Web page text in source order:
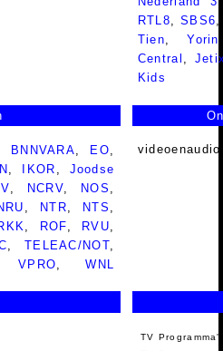
RTL8,SBS6
Tien,Yorin
Central ,
Kids
BNNVARA EO
IKOR
Joodse
NCRV NOS
NTR NTS
ROF RVU
TELEAC/NOT
VPRO ,WNL
TV